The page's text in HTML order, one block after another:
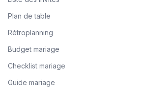
Plan de table
Rétroplanning
Budget mariage
Checklist mariage
Guide mariage